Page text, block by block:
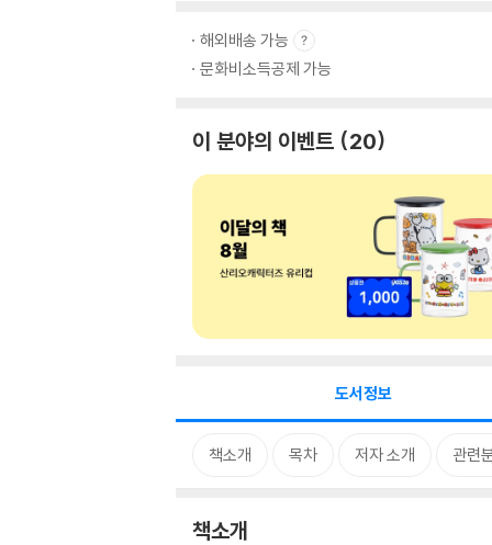
해외배송 가능
문화비소득공제 가능
이 분야의 이벤트 20
도서정보
책소개 목차 저자 소개 관련
책소개